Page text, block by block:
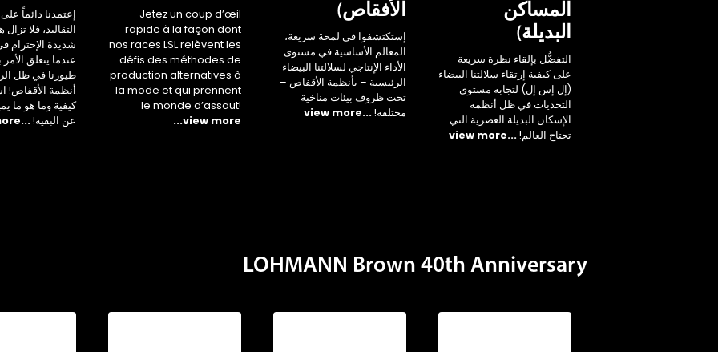
المساكن
البديلة)
التفضُّل بإلقاء نظرة سريعة
على كيفية إرتقاء سلالتنا البيضاء
(إل إس إل) لتجابه مستوى
التحديات في ظل أنظمة
الإسكان البديلة العصرية التي
تجتاح العالم!...view more
الأفقاص)
إستكتشفوا في لمحة سريعة،
المعالم الأساسية في مستوى
الأداء الإنتاجي لسلالتنا البيضاء
الرئيسية – بأنظمة الأقفاص –
تحت ظروف بيئات مناخية
مختلفة!...view more
Jetez un coup d’œil
rapide à la façon dont
nos races LSL relèvent les
défis des méthodes de
production alternatives à
la mode et qui prennent
le monde d’assaut!
...view more
إعتمدنا دائماً
التقاليد، فلا
شديدة الإحترام
عندما يتعلق
طيورنا في ظل
أنظمة الأقفاص!
كيفية وما هو ما
عن البقية!...view more
LOHMANN Brown 40th Anniversary